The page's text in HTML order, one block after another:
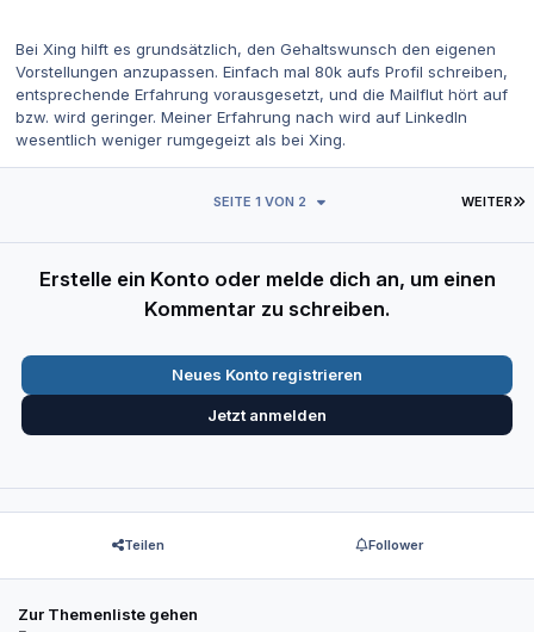
Bei Xing hilft es grundsätzlich, den Gehaltswunsch den eigenen
Vorstellungen anzupassen. Einfach mal 80k aufs Profil schreiben,
entsprechende Erfahrung vorausgesetzt, und die Mailflut hört auf
bzw. wird geringer. Meiner Erfahrung nach wird auf LinkedIn
wesentlich weniger rumgegeizt als bei Xing.
WEITER
SEITE 1 VON 2
Erstelle ein Konto oder melde dich an, um einen
Kommentar zu schreiben.
Neues Konto registrieren
Jetzt anmelden
Teilen Follower
Zur Themenliste gehen